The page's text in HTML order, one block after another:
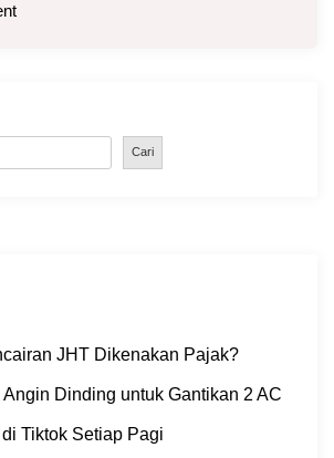
at
p
p
m
Cari
JHT Dikenakan Pajak?
Dinding untuk Gantikan 2 AC
Tiktok Setiap Pagi